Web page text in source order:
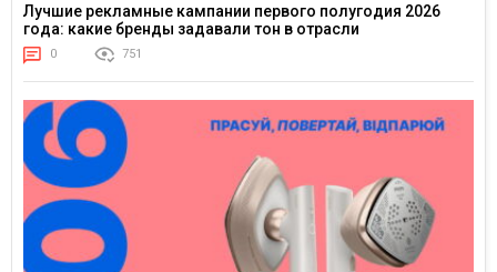
Лучшие рекламные кампании первого полугодия 2026
года: какие бренды задавали тон в отрасли
0 751